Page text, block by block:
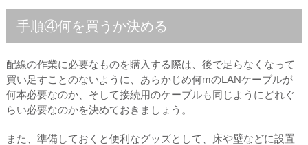
手順④何を買うか決める
配線の作業に必要なものを購入する際は、後で足らなくなって
買い足すことのないように、あらかじめ何mのLANケーブルが
何本必要なのか、そして接続用のケーブルも同じようにどれぐ
らい必要なのかを決めておきましょう。
また、準備しておくと便利なグッズとして、床や壁などに設置